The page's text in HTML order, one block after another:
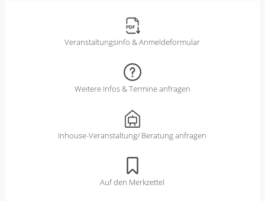
Veranstaltungsinfo & Anmeldeformular
Weitere Infos & Termine anfragen
Inhouse-Veranstaltung/ Beratung anfragen
Auf den Merkzettel